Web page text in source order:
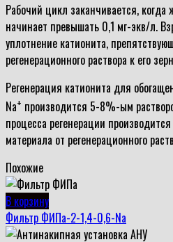
Рабочий цикл заканчивается, когда
начинает превышать 0,1 мг-экв/л.
уплотнение катионита,
регенерационного раствора к его
Регенерация катионита для
Na+ производится 5-8%-ым
процесса регенерации
материала от регенерационного
Похожие
В корзину
Фильтр ФИПа-2-1,4-0,6-Na